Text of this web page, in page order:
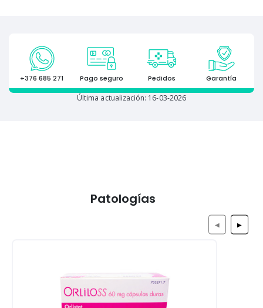
+376 685 271 Pago seguro Pedidos Garantía
Última actualización: 16-03-2026
Patologías
◀ ▶